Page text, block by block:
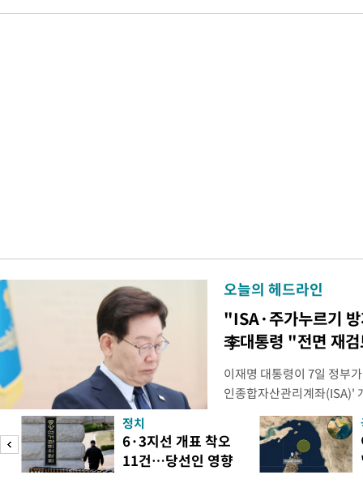
오늘의 헤드라인
"ISA·주가누르기
李대통령 "전면 재
이재명 대통령이 7일 정부
인종합자산관리계좌(ISA)'
안'을 전면 재검토 할 것을
들과의 상황 점검 회의에서
지법안을 둘러싼 투자자들
았다. 이 자리에서 이 대통
정치
6·3지선 개표 착오
11건…당선인 영향